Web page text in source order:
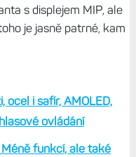
s displejem MIP, ale
je jasně patrné, kam
ocel i safír, AMOLED,
ovládání
funkcí, ale také